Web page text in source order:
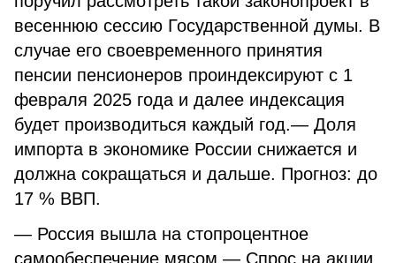
весеннюю сессию Государственной думы. В
случае его своевременного принятия
пенсии пенсионеров проиндексируют с 1
февраля 2025 года и далее индексация
будет производиться каждый год.— Доля
импорта в экономике России снижается и
должна сокращаться и дальше. Прогноз: до
17 % ВВП.
— Россия вышла на стопроцентное
самообеспечение мясом.— Спрос на акции